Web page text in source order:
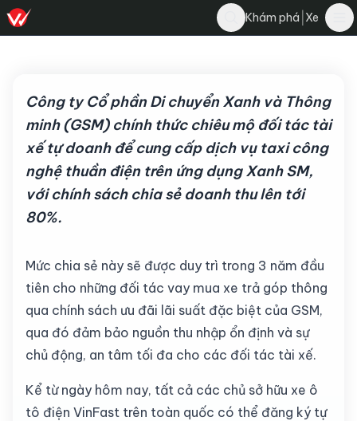
Khám phá Xe
22 tháng 3, 2024·3 phút đọc· 6.5K
Bình luận
Công ty Cổ phần Di chuyển Xanh và Thông
minh (GSM) chính thức chiêu mộ đối tác tài
xế tự doanh để cung cấp dịch vụ taxi công
nghệ thuần điện trên ứng dụng Xanh SM,
với chính sách chia sẻ doanh thu lên tới
80%.
Mức chia sẻ này sẽ được duy trì trong 3 năm đầu
tiên cho những đối tác vay mua xe trả góp thông
qua chính sách ưu đãi lãi suất đặc biệt của GSM,
qua đó đảm bảo nguồn thu nhập ổn định và sự
chủ động, an tâm tối đa cho các đối tác tài xế.
Kể từ ngày hôm nay, tất cả các chủ sở hữu xe ô
tô điện VinFast trên toàn quốc có thể đăng ký tự